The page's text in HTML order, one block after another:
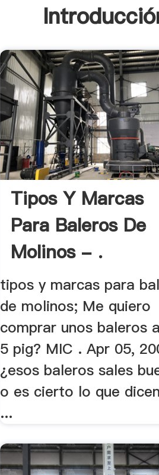
Tipos Y Marcas
Para Baleros De
Molinos - .
tipos y marcas para
de molinos; Me quiero
comprar unos baleros
5 pig? MIC . Apr 05,
¿esos baleros sales
o es cierto lo que
...